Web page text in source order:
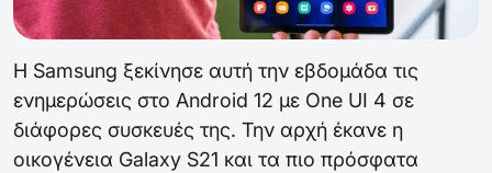
Η Samsung ξεκίνησε αυτή την εβδομάδα τις
ενημερώσεις στο Android 12 με One UI 4 σε
διάφορες συσκευές της. Την αρχή έκανε η
οικογένεια Galaxy S21 και τα πιο πρόσφατα